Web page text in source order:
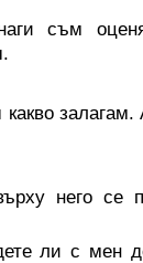
съм
залагам.
него се
ли с мен